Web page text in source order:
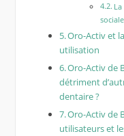
Oro-Activ et
utilisation
Oro-Activ de
détriment
dentaire ?
Oro-Activ de
utilisateurs et